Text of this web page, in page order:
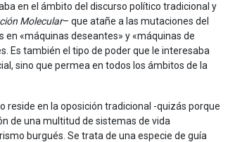
en el ámbito del discurso político tradicional y
Molecular– que atañe a las mutaciones del
«máquinas deseantes» y «máquinas de
Es también el tipo de poder que le interesaba
sino que permea en todos los ámbitos de la
reside en la oposición tradicional -quizás porque
de una multitud de sistemas de vida
burgués. Se trata de una especie de guía